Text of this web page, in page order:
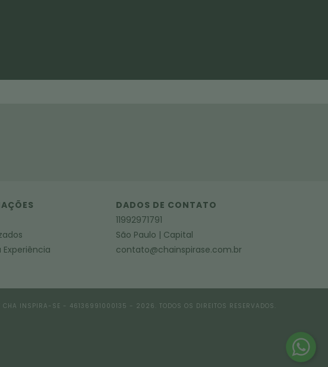
Experiência
DADOS DE CONTATO
11992971791
São Paulo | Capital
contato@chainspirase.com.br
CHA INSPIRA-SE - 46136991000135 - 2026. TODOS OS DIREITOS RESERVADOS.